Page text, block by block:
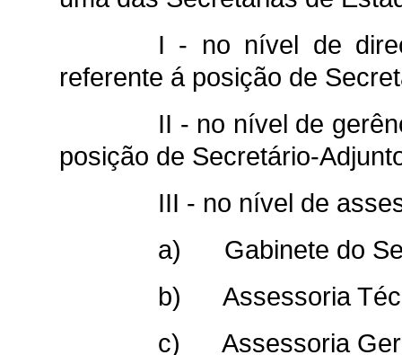
I - no nível de
referente á posição de
II - no nível de
posição de Secretário-
III - no nível de
a) Gabinete do
b) Assessoria
c)